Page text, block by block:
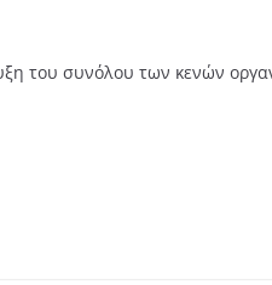
του συνόλου των κενών